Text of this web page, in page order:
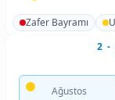
Zafer Bayramı
2 -
Ağustos